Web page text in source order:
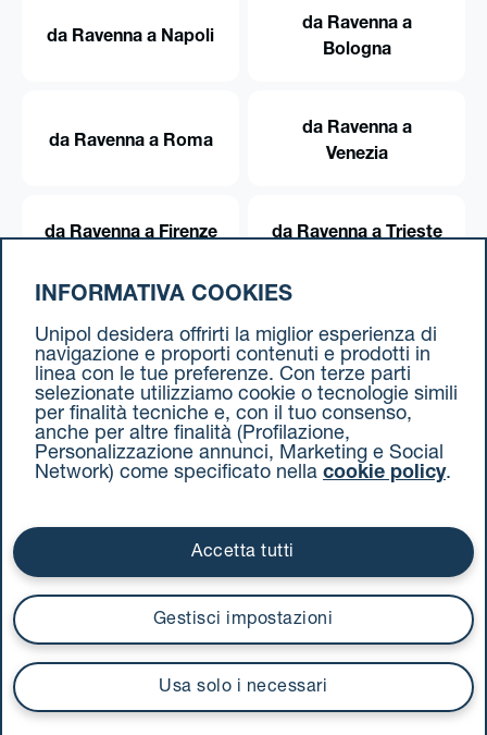
da Ravenna a Napoli
da Ravenna a
Bologna
da Ravenna a Roma
da Ravenna a
Venezia
da Ravenna a Firenze da Ravenna a Trieste
Documenti contrattuali
Via Stalingrado 37 - 40128 Bologna
Tel 051 5077111 - Fax 051 375349
unipolmove@pec.unipol.it
C.F. 03506831209 e P. IVA 03740811207 R.E.A. 524585
UnipolTech S.p.A.
I prezzi si intendono compresi di IVA
INFORMATIVA COOKIES
Unipol desidera offrirti la miglior esperienza di
navigazione e proporti contenuti e prodotti in
linea con le tue preferenze. Con terze parti
selezionate utilizziamo cookie o tecnologie simili
per finalità tecniche e, con il tuo consenso,
anche per altre finalità (Profilazione,
Personalizzazione annunci, Marketing e Social
Network) come specificato nella cookie policy.
Usa solo i necessari
Gestisci impostazioni
Accetta tutti